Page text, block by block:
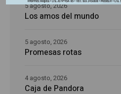
Los amos del mundo
5 agosto, 2026
Promesas rotas
5 agosto, 2026
Caja de Pandora
4 agosto, 2026